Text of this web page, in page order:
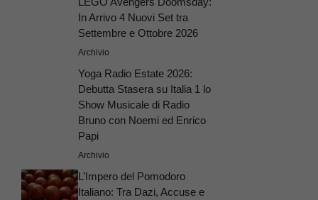
In Arrivo 4 Nuovi Set tra
Settembre e Ottobre 2026
Archivio
Yoga Radio Estate 2026:
Debutta Stasera su Italia 1 lo
Show Musicale di Radio
Bruno con Noemi ed Enrico
Papi
Archivio
L’Impero del Pomodoro
Italiano: Tra Dazi, Accuse e